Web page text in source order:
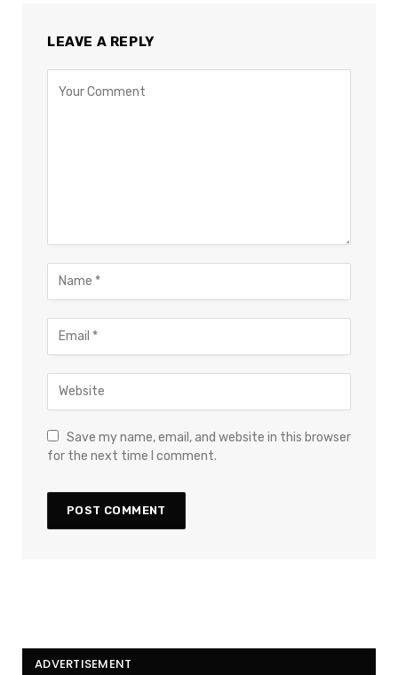
LEAVE A REPLY
Save my name, email, and website in this browser
for the next time I comment.
ADVERTISEMENT